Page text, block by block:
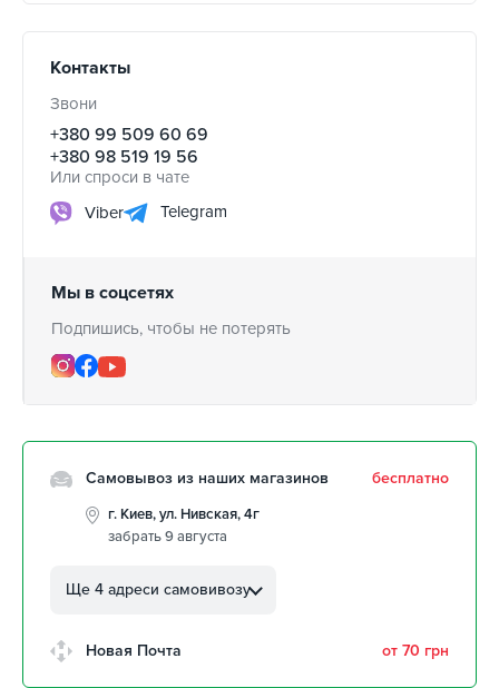
Контакты
Звони
+380 99 509 60 69
+380 98 519 19 56
Или спроси в чате
Viber
Telegram
Мы в соцсетях
Подпишись, чтобы не потерять
Самовывоз из наших магазинов бесплатно
г. Киев, ул. Нивская, 4г
забрать 9 августа
Автолюбителей, 8а
авторынок
Ще 4 адреси самовивозу
Новая Почта от 70 грн